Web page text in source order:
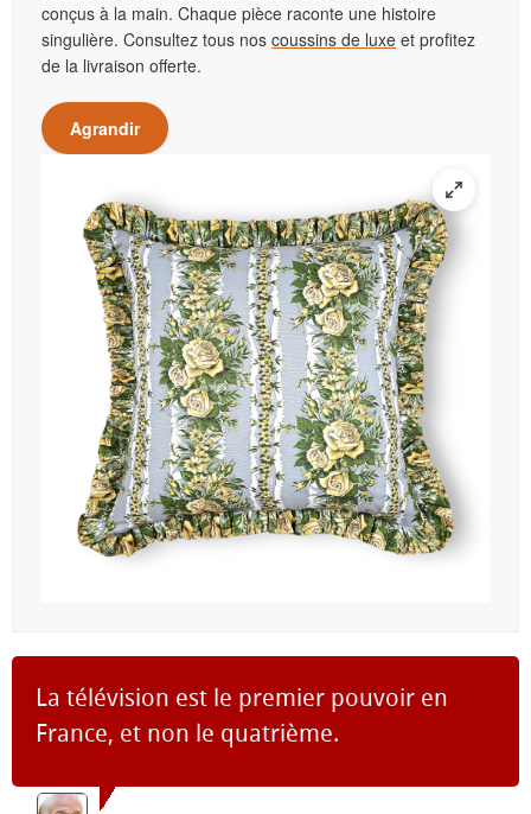
conçus à la main. Chaque pièce raconte une histoire
singulière. Consultez tous nos coussins de luxe et profitez
de la livraison offerte.
Agrandir
La télévision est le premier pouvoir en
France, et non le quatrième.